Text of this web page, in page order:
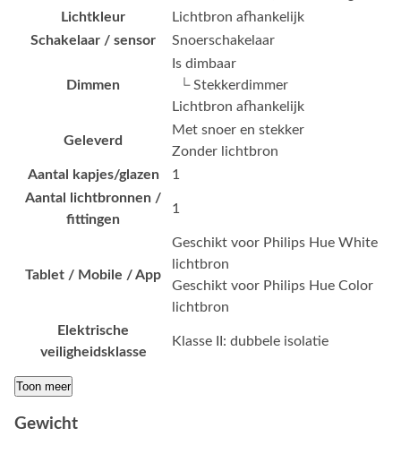
Lichtkleur
Lichtbron afhankelijk
Schakelaar / sensor
Snoerschakelaar
Dimmen
Is dimbaar
└ Stekkerdimmer
Lichtbron afhankelijk
Geleverd
Met snoer en stekker
Zonder lichtbron
Aantal kapjes/glazen
1
Aantal lichtbronnen /
fittingen
1
Tablet / Mobile / App
Geschikt voor Philips Hue White
lichtbron
Geschikt voor Philips Hue Color
lichtbron
Elektrische
veiligheidsklasse
Klasse II: dubbele isolatie
Toon meer
Gewicht